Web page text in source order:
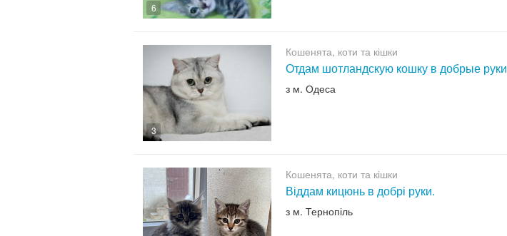
6
3
Кошенята, коти та кішки
Отдам шотландскую кошку в добрые руки
з м. Одеса
Кошенята, коти та кішки
Віддам кицюнь в добрі руки.
з м. Тернопіль